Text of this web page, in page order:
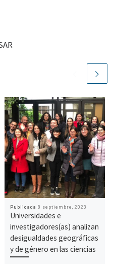
Publicada 8 septiembre, 2023
Universidades e
investigadores(as) analizan
desigualdades geográficas
y de género en las ciencias